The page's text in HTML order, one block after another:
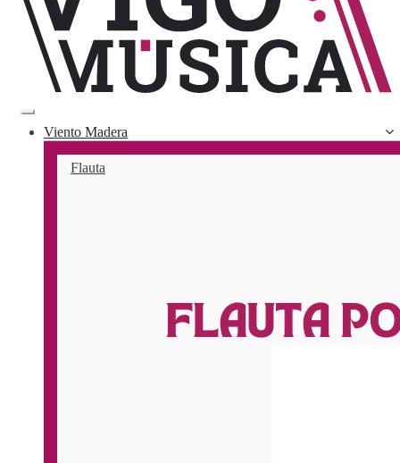
Toggle
navigation
Viento Madera
Flauta